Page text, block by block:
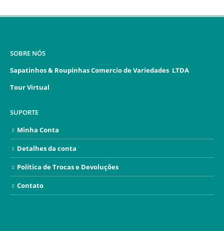
SOBRE NÓS
Sapatinhos & Roupinhas Comercio de Variedades LTDA
Tour Virtual
SUPORTE
Minha Conta
Detalhes da conta
Política de Trocas e Devoluções
Contato